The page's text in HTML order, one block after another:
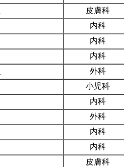
皮膚科
内科
内科
内科
外科
小児科
内科
外科
内科
内科
皮膚科